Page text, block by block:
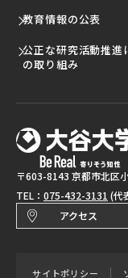
教育情報の公表
公正な研究活動推進
の取り組み
〒603-8143 京都市北区
TEL： 075-432-3131 (代
アクセス
サイトポリシー